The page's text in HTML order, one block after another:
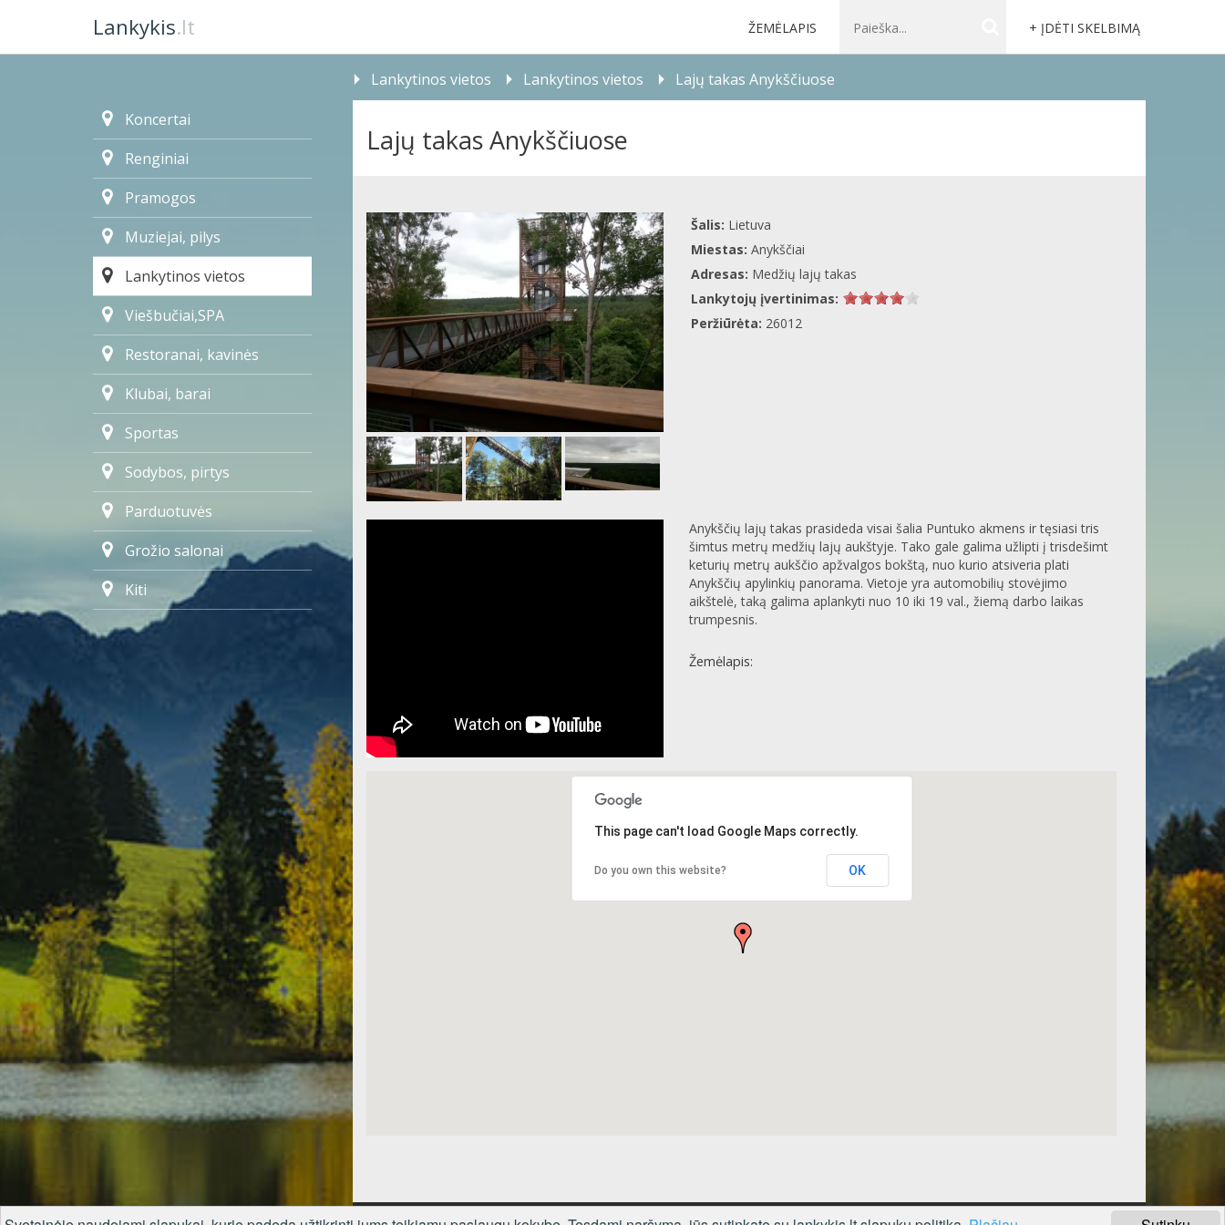
Lankykis.lt ŽEMĖLAPIS + ĮDĖTI SKELBIMĄ
Lankytinos vietos Lankytinos vietos
Lajų takas Anykščiuose
Koncertai
Renginiai
Pramogos
Muziejai, pilys
Lankytinos vietos
Viešbučiai,SPA
Restoranai, kavinės
Klubai, barai
Sportas
Sodybos, pirtys
Parduotuvės
Grožio salonai
Kiti
Lajų takas Anykščiuose
Šalis: Lietuva
Miestas: Anykščiai
Adresas: Medžių lajų takas
Lankytojų įvertinimas:
Peržiūrėta: 26012
Anykščių lajų takas prasideda visai šalia Puntuko akmens ir tęsiasi tris
šimtus metrų medžių lajų aukštyje. Tako gale galima užlipti į trisdešimt
keturių metrų aukščio apžvalgos bokštą, nuo kurio atsiveria plati
Anykščių apylinkių panorama. Vietoje yra automobilių stovėjimo
aikštelė, taką galima aplankyti nuo 10 iki 19 val., žiemą darbo laikas
trumpesnis.
Žemėlapis:
This page can't load Google Maps correctly.
Do you own this website? OK